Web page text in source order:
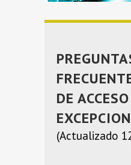
DE ACCESO
(Actualizado